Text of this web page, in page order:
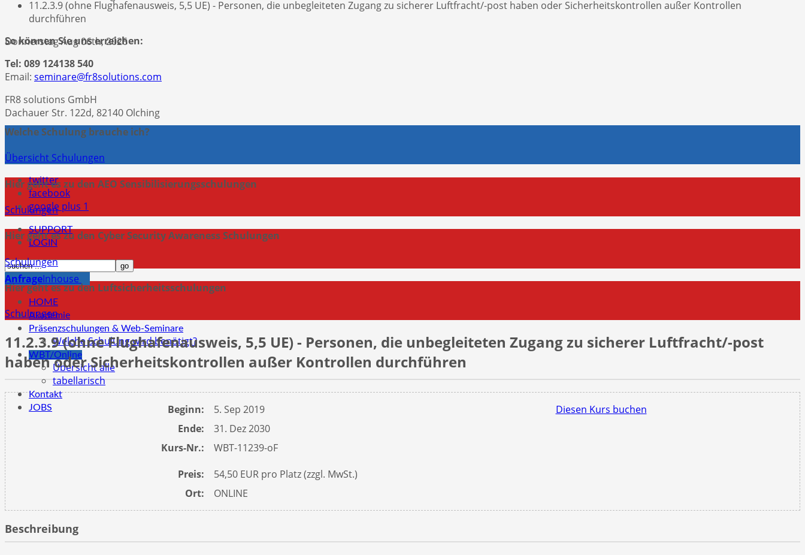
So können Sie uns erreichen:
Tel: 089 124138 540
Email: seminare@fr8solutions.com
FR8 solutions GmbH
Dachauer Str. 122d, 82140 Olching
twitter
facebook
google plus 1
SUPPORT
LOGIN
AnfrageInhouse
HOME
Akademie
Präsenzschulungen & Web-Seminare
Welche Schulung wird benötigt?
WBT/Online
Übersicht alle
tabellarisch
Kontakt
JOBS
11.2.3.9 (ohne Flughafenausweis, 5,5 UE) - Personen, die unbegleiteten Zugang zu sicherer Luftfracht/-post haben oder Sicherheitskontrollen außer Kontrollen
durchführen
Donnerstag Aug 06th, 2026
Welche Schulung brauche ich?
Übersicht Schulungen
Hier geht es zu den AEO Sensibilisierungsschulungen
Schulungen
Hier geht es zu den Cyber Security Awareness Schulungen
Schulungen
Hier geht es zu den Luftsicherheitsschulungen
Schulungen
11.2.3.9 (ohne Flughafenausweis, 5,5 UE) - Personen, die unbegleiteten Zugang zu sicherer Luftfracht/-post
haben oder Sicherheitskontrollen außer Kontrollen durchführen
Beginn:
5. Sep 2019
Ende:
31. Dez 2030
Kurs-Nr.:
WBT-11239-oF
Preis:
54,50 EUR pro Platz (zzgl. MwSt.)
Ort:
ONLINE
Diesen Kurs buchen
Beschreibung